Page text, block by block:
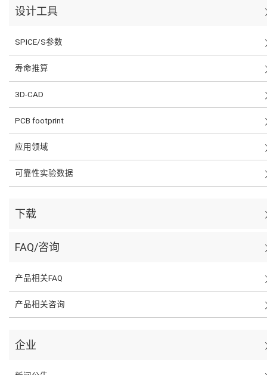
设计工具
SPICE/S参数
寿命推算
3D-CAD
PCB footprint
应用领域
可靠性实验数据
下载
FAQ/咨询
产品相关FAQ
产品相关咨询
企业